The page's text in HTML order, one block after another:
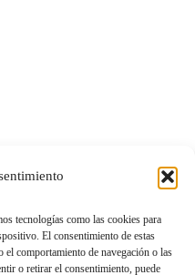
tecnologías como las cookies para
El consentimiento de estas
el comportamiento de navegación o las
o retirar el consentimiento, puede